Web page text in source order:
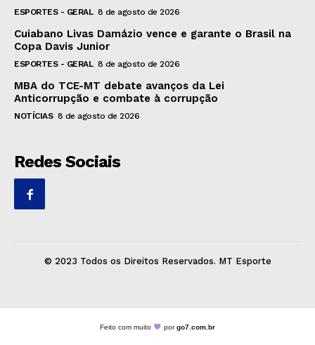
ESPORTES - GERAL 8 de agosto de 2026
Cuiabano Livas Damázio vence e garante o Brasil na
Copa Davis Junior
ESPORTES - GERAL 8 de agosto de 2026
MBA do TCE-MT debate avanços da Lei
Anticorrupção e combate à corrupção
NOTÍCIAS 8 de agosto de 2026
Redes Sociais
© 2023 Todos os Direitos Reservados. MT Esporte
Feito com muito porgo7.com.br